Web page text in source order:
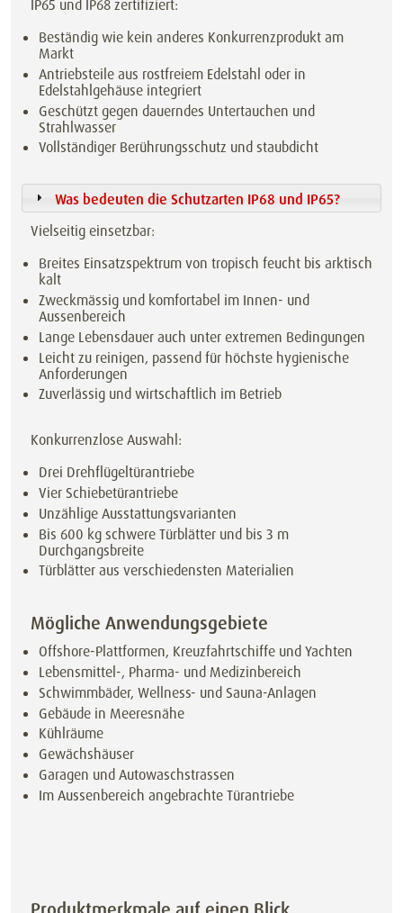
IP65 und IP68 zertifiziert:
Beständig wie kein anderes Konkurrenzprodukt am
Markt
Antriebsteile aus rostfreiem Edelstahl oder in
Edelstahlgehäuse integriert
Geschützt gegen dauerndes Untertauchen und
Strahlwasser
Vollständiger Berührungsschutz und staubdicht
Was bedeuten die Schutzarten IP68 und IP65?
Vielseitig einsetzbar:
Breites Einsatzspektrum von tropisch feucht bis arktisch
kalt
Zweckmässig und komfortabel im Innen- und
Aussenbereich
Lange Lebensdauer auch unter extremen Bedingungen
Leicht zu reinigen, passend für höchste hygienische
Anforderungen
Zuverlässig und wirtschaftlich im Betrieb
Konkurrenzlose Auswahl:
Drei Drehflügeltürantriebe
Vier Schiebetürantriebe
Unzählige Ausstattungsvarianten
Bis 600 kg schwere Türblätter und bis 3 m
Durchgangsbreite
Türblätter aus verschiedensten Materialien
Mögliche Anwendungsgebiete
Offshore-Plattformen, Kreuzfahrtschiffe und Yachten
Lebensmittel-, Pharma- und Medizinbereich
Schwimmbäder, Wellness- und Sauna-Anlagen
Gebäude in Meeresnähe
Kühlräume
Gewächshäuser
Garagen und Autowaschstrassen
Im Aussenbereich angebrachte Türantriebe